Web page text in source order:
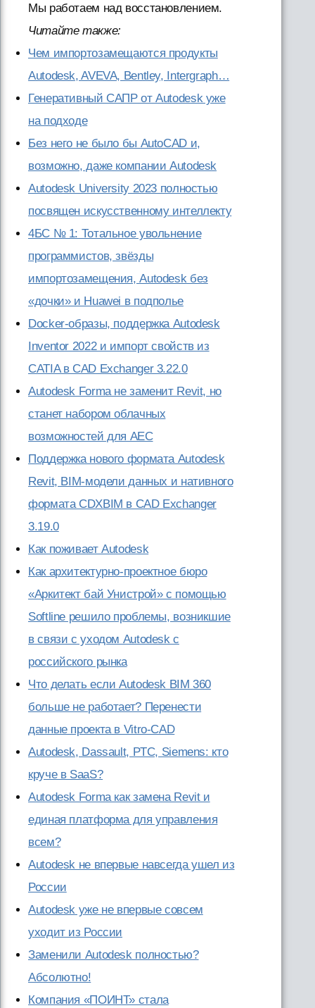
Мы работаем над восстановлением.
Читайте также:
Чем импортозамещаются продукты
Autodesk, AVEVA, Bentley, Intergraph…
Генеративный САПР от Autodesk уже
на подходе
Без него не было бы AutoCAD и,
возможно, даже компании Autodesk
Autodesk University 2023 полностью
посвящен искусственному интеллекту
4БС № 1: Тотальное увольнение
программистов, звёзды
импортозамещения, Autodesk без
«дочки» и Huawei в подполье
Docker-образы, поддержка Autodesk
Inventor 2022 и импорт свойств из
CATIA в CAD Exchanger 3.22.0
Autodesk Forma не заменит Revit, но
станет набором облачных
возможностей для AEC
Поддержка нового формата Autodesk
Revit, BIM-модели данных и нативного
формата CDXBIM в CAD Exchanger
3.19.0
Как поживает Autodesk
Как архитектурно-проектное бюро
«Аркитект бай Унистрой» с помощью
Softline решило проблемы, возникшие
в связи с уходом Autodesk с
российского рынка
Что делать если Autodesk BIM 360
больше не работает? Перенести
данные проекта в Vitro-CAD
Autodesk, Dassault, PTC, Siemens: кто
круче в SaaS?
Autodesk Forma как замена Revit и
единая платформа для управления
всем?
Autodesk не впервые навсегда ушел из
России
Autodesk уже не впервые совсем
уходит из России
Заменили Autodesk полностью?
Абсолютно!
Компания «ПОИНТ» стала